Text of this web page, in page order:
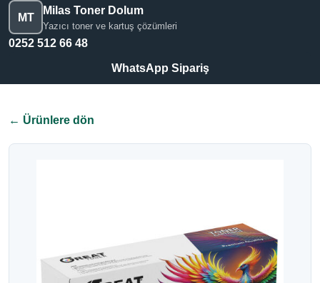
MT
Milas Toner Dolum
Yazıcı toner ve kartuş çözümleri
0252 512 66 48
WhatsApp Sipariş
← Ürünlere dön